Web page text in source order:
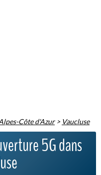
Côte d'Azur> Vaucluse
5G dans